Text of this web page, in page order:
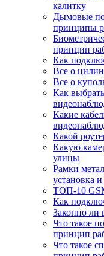
калитку
Дымовые
принципы
принцип
Как
Все о
Все о
Как
Какие
Какой
Какую
улицы
Рамки
установка
ТОП-10
Как
Законно ли
Что такое
принцип
Что такое